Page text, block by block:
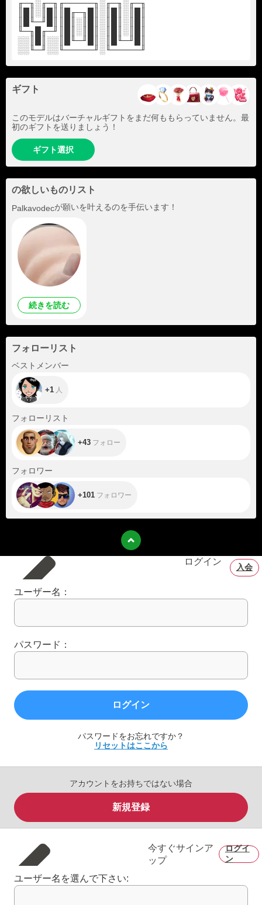
╓─╖░╓─╖╓─────╖░╓─╖░╓─╖
║█║░║█║║█╓─╖█║░║█║░║█║
║█╙─╜█║║█║░║█║░║█║░║█║
╙─╖█╓─╜║█║░║█║░║█║░║█║
░░║█║░░║█╙─╜█║░║█╙─╜█║
░░╙─╜░░╙─────╜░╙─────╜
ギフト
このモデルはバーチャルギフトをまだ何ももらっていません。最
初のギフトを送りましょう！
ギフト選択
の欲しいものリスト
Palkavodecが願いを叶えるのを手伝います！
続きを読む
フォローリスト
ベストメンバー
+1
+1 人
フォローリスト
+43 フォロー
フォロワー
+101 フォロワー
ログイン
入会
ユーザー名：
パスワード：
ログイン
パスワードをお忘れですか？
リセットはここから
アカウントをお持ちではない場合
新規登録
今すぐサインア
ップ
ログイ
ン
ユーザー名を選んで下さい: